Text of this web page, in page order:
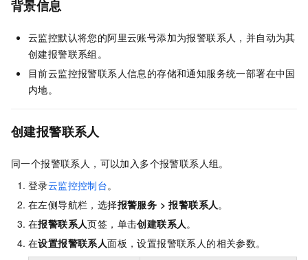
背景信息
云监控默认将您的阿里云账号添加为报警联系人，并自动为其
创建报警联系组。
目前云监控报警联系人信息的存储和通知服务统一部署在中国
内地。
创建报警联系人
同一个报警联系人，可以加入多个报警联系人组。
登录云监控控制台。
在左侧导航栏，选择报警服务 >报警联系人。
在报警联系人页签，单击创建联系人。
在设置报警联系人面板，设置报警联系人的相关参数。